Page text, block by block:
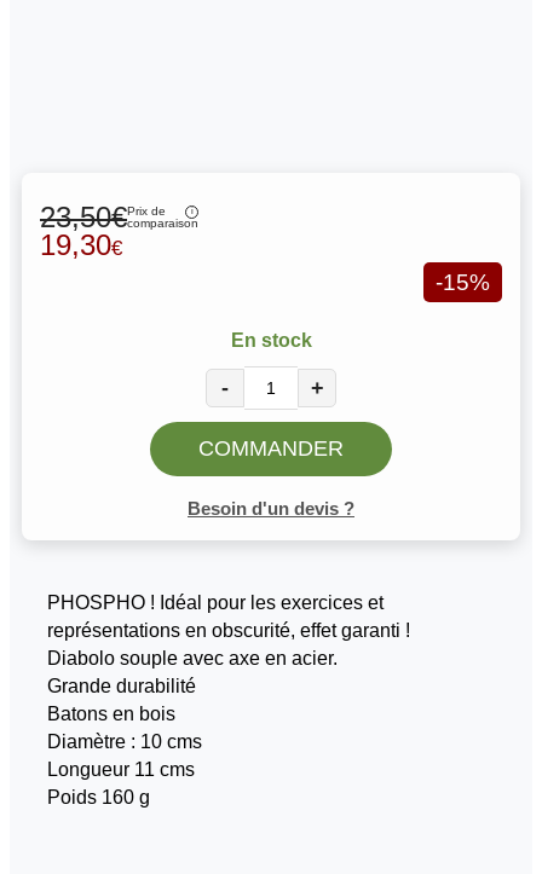
23,50€Prix de
comparaison
19,30€
-15%
En stock
- +
COMMANDER
Besoin d'un devis ?
PHOSPHO ! Idéal pour les exercices et
représentations en obscurité, effet garanti !
Diabolo souple avec axe en acier.
Grande durabilité
Batons en bois
Diamètre : 10 cms
Longueur 11 cms
Poids 160 g